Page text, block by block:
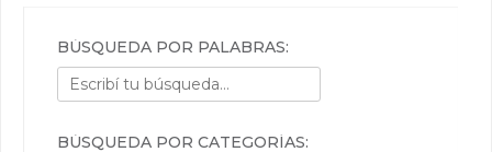
BÚSQUEDA POR PALABRAS:
BÚSQUEDA POR CATEGORÍAS: